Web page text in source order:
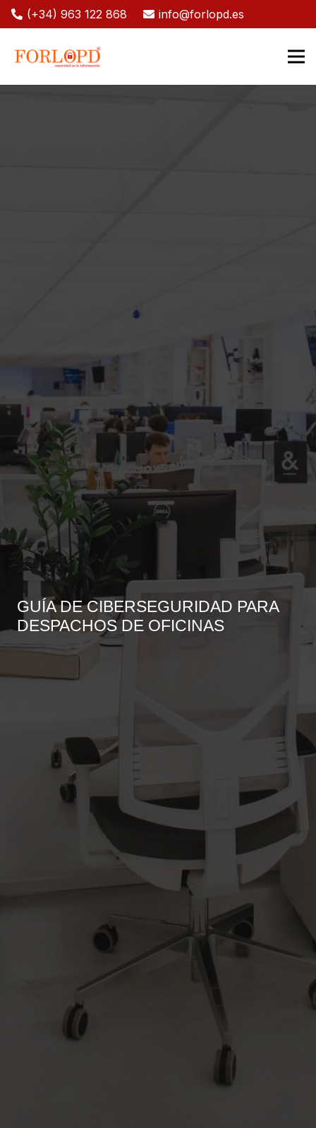
(+34) 963 122 868 info@forlopd.es
GUÍA DE CIBERSEGURIDAD PARA
DESPACHOS DE OFICINAS